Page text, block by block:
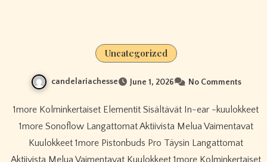
Uncategorized
candelariachesse June 1, 2026 No Comments
1more Kolminkertaiset Elementit Sisältävät In-ear -kuulokkeet
1more Sonoflow Langattomat Aktiivista Melua Vaimentavat
Kuulokkeet 1more Pistonbuds Pro Täysin Langattomat
Aktiivista Melua Vaimentavat Kuulokkeet 1more Kolminkertaiset